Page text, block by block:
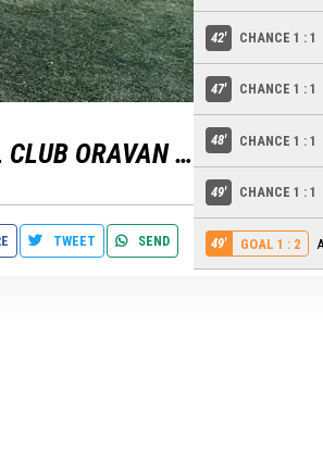
settings edit
ANTI FOOTBALL CLUB ORAVAN BRATISLAVA
TWEET SEND
42' CHANCE 1 : 1
47' CHANCE 1 : 1
48' CHANCE 1 : 1
49' CHANCE 1 : 1
49' GOAL 1 : 2